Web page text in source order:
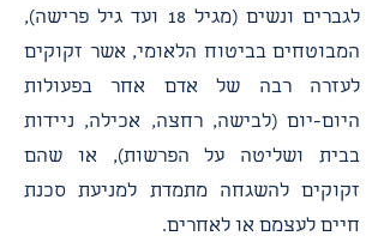
לגברים ונשים (מגיל 18 ועד גיל פרישה),
המבוטחים בביטוח הלאומי, אשר זקוקים
לעזרה רבה של אדם אחר בפעולות
היום-יום (לבישה, רחצה, אכילה, ניידות
בבית ושליטה על הפרשות), או שהם
זקוקים להשגחה מתמדת למניעת סכנת
חיים לעצמם או לאחרים.